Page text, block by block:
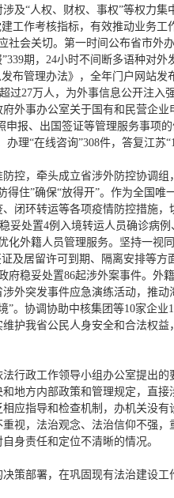
及“人权、财权、事权”等权力集
工作考核指标，有效推动业务工
社会关切。第一时间公布省市外
期，24小时不间断多语种对外
布管理办法》，全年门户网站发
过27万人，为外事信息公开注入
外事办公室关于国有和民营企业
申报、出国签证等管理服务事项
理“在线咨询”308件，答复江苏
控，牵头成立省涉外防控协调组
住”确保“放得开”。作为全国唯
闭环转运等各项疫情防控措施，
妥处置4例入境转运人员确诊病
外籍人员管理服务。坚持一视同
及居留许可到期、隔离安排等方
府稳妥处置86起涉外案事件。外
外突发事件应急演练活动，推动
”。协调协助中核集团等10家企业
护我省公民人身安全和合法权益
行政工作领导小组办公室提出的
地方内部政策和管理规定，直接
应指导和检查机制，办机关没有
视，法治观念、法治信仰不强，
身责任和定位不清晰的情况。
策部署，在巩固现有法治建设工